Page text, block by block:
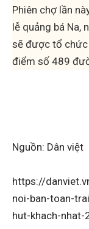
Phiên chợ lần
lễ quảng bá Na,
sẽ được tổ
điểm số 489
Nguồn: Dân việt
https://
noi-ban-toan-
hut-khach-